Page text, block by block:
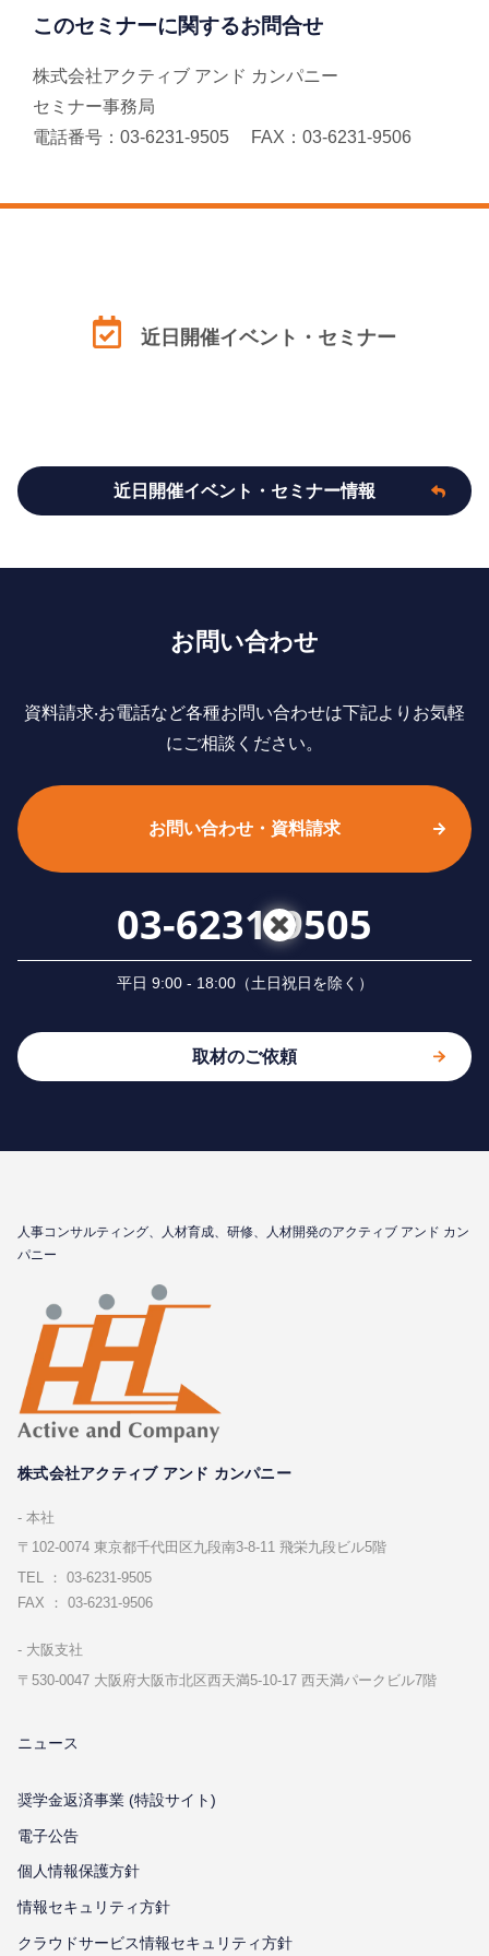
このセミナーに関するお問合せ
株式会社アクティブ アンド カンパニー
セミナー事務局
電話番号：03-6231-9505 FAX：03-6231-9506
近日開催イベント・セミナー
近日開催イベント・セミナー情報
お問い合わせ
資料請求‧お電話など各種お問い合わせは下記よりお気軽
にご相談ください。
お問い合わせ・資料請求
03-6231-9505
平⽇ 9:00 - 18:00（⼟⽇祝⽇を除く）
取材のご依頼
⼈事コンサルティング、⼈材育成、研修、⼈材開発のアクティブ アンド カン
パニー
株式会社アクティブ アンド カンパニー
本社
〒102-0074 東京都千代⽥区九段南3-8-11 飛栄九段ビル5階
TEL ： 03-6231-9505
FAX ： 03-6231-9506
⼤阪⽀社
〒530-0047 ⼤阪府⼤阪市北区⻄天満5-10-17 ⻄天満パークビル7階
ニュース
奨学金返済事業 (特設サイト)
電子公告
個⼈情報保護⽅針
情報セキュリティ⽅針
クラウドサービス情報セキュリティ方針